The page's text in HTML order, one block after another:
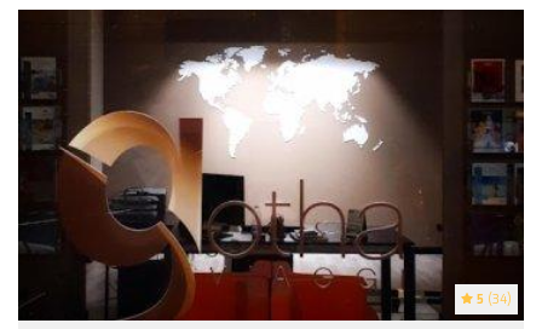
5 (34)